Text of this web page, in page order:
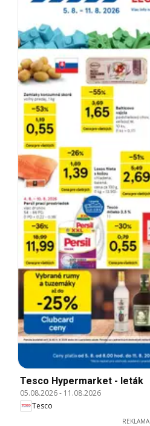
Tesco Hypermarket - leták
05.08.2026- 11.08.2026
Tesco
REKLAMA